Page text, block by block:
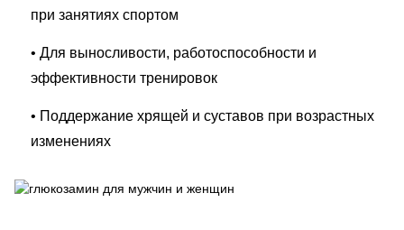
при занятиях спортом
• Для выносливости, работоспособности и
эффективности тренировок
• Поддержание хрящей и суставов при возрастных
изменениях